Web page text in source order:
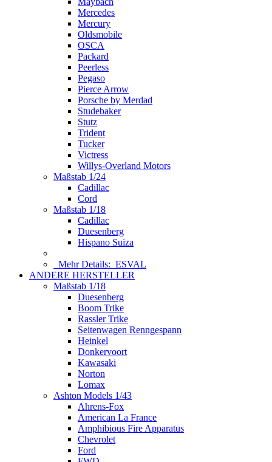
Mercedes
Mercury
Oldsmobile
OSCA
Packard
Peerless
Pegaso
Pierce Arrow
Porsche by Merdad
Studebaker
Stutz
Trident
Tucker
Victress
Willys-Overland Motors
Maßstab 1/24
Cadillac
Cord
Maßstab 1/18
Cadillac
Duesenberg
Hispano Suiza
Mehr Details: ESVAL
ANDERE HERSTELLER
Maßstab 1/18
Duesenberg
Boom Trike
Rassler Trike
Seitenwagen Renngespann
Heinkel
Donkervoort
Kawasaki
Norton
Lomax
Ashton Models 1/43
Ahrens-Fox
American La France
Amphibious Fire Apparatus
Chevrolet
Ford